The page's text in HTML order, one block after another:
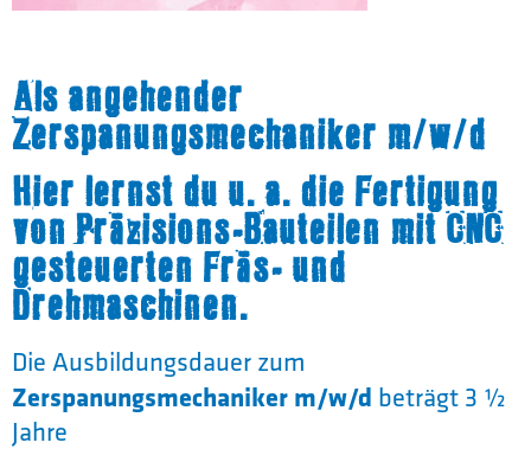
Als angehender
Zerspanungsmechaniker m/w/d
Hier lernst du u. a. die Fertigung
von Präzisions-Bauteilen mit CNC
gesteuerten Fräs- und
Drehmaschinen.
Die Ausbildungsdauer zum
Zerspanungsmechaniker m/w/d beträgt 3 ½
Jahre